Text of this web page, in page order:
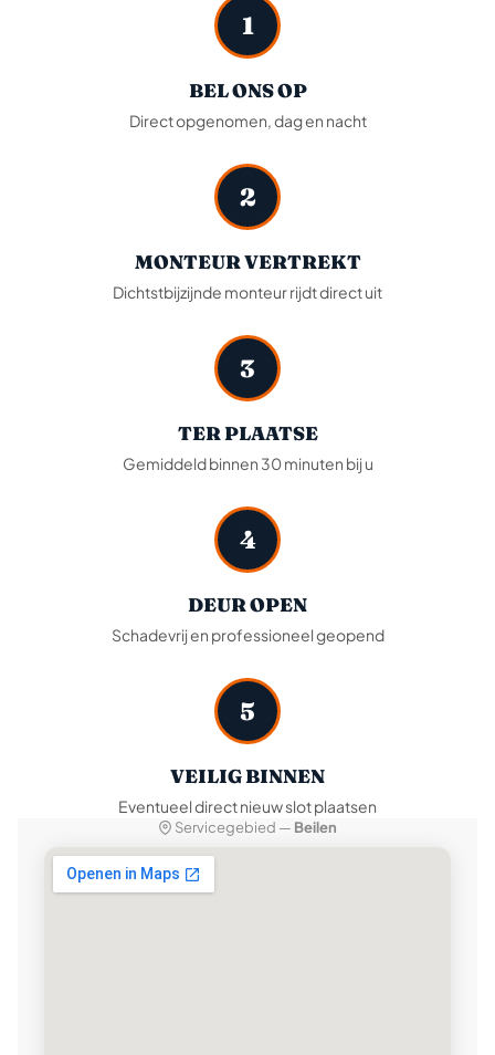
1
BEL ONS OP
Direct opgenomen, dag en nacht
2
MONTEUR VERTREKT
Dichtstbijzijnde monteur rijdt direct uit
3
TER PLAATSE
Gemiddeld binnen 30 minuten bij u
4
DEUR OPEN
Schadevrij en professioneel geopend
5
VEILIG BINNEN
Eventueel direct nieuw slot plaatsen
Servicegebied — Beilen